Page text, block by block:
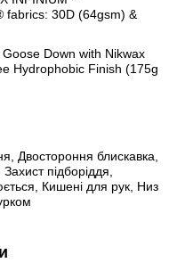
fabrics: 30D (64gsm) &
Down with Nikwax
Hydrophobic Finish (175g
Двостороння блискавка,
підборіддя,
Кишені для рук, Низ